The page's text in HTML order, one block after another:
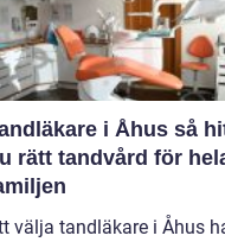
i Åhus så hittar
rätt tandvård för
välja tandläkare i Åhus